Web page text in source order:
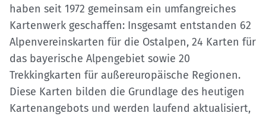
haben seit 1972 gemeinsam ein umfangreiches
Kartenwerk geschaffen: Insgesamt entstanden 62
Alpenvereinskarten für die Ostalpen, 24 Karten für
das bayerische Alpengebiet sowie 20
Trekkingkarten für außereuropäische Regionen.
Diese Karten bilden die Grundlage des heutigen
Kartenangebots und werden laufend aktualisiert,